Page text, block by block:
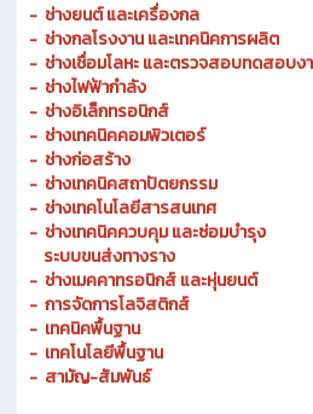
- ช่างยนต์ และเครื่องกล
- ช่างกลโรงงาน และเทคนิคการผลิต
- ช่างเชื่อมโลหะ และตรวจสอบทดสอบง
- ช่างไฟฟ้ากำลัง
- ช่างอิเล็กทรอนิกส์
- ช่างเทคนิคคอมพิวเตอร์
- ช่างก่อสร้าง
- ช่างเทคนิคสถาปัตยกรรม
- ช่างเทคโนโลยีสารสนเทศ
- ช่างเทคนิคควบคุม และซ่อมบำรุง
ระบบขนส่งทางราง
- ช่างเมคคาทรอนิกส์ และหุ่นยนต์
- การจัดการโลจิสติกส์
- เทคนิคพื้นฐาน
- เทคโนโลยีพื้นฐาน
- สามัญ-สัมพันธ์